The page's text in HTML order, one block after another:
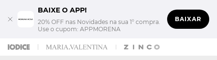
BAIXE O APP!
20% OFF nas Novidades na sua 1° compra.
Use o cupom: APPMORENA
BAIXAR